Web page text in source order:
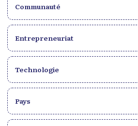
Communauté
Entrepreneuriat
Technologie
Pays